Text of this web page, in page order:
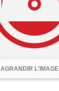
AGRANDIR L'IMAGE